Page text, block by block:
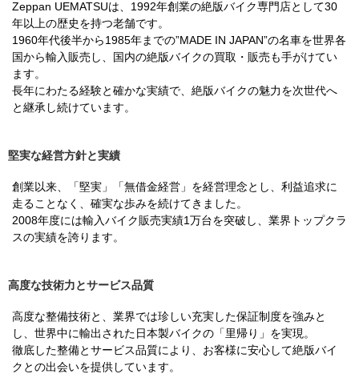
Zeppan UEMATSUは、1992年創業の絶版バイク専門店として30
年以上の歴史を持つ老舗です。
1960年代後半から1985年までの”MADE IN JAPAN”の名車を世界各
国から輸入販売し、国内の絶版バイクの買取・販売も手がけてい
ます。
長年にわたる経験と確かな実績で、絶版バイクの魅力を次世代へ
と継承し続けています。
堅実な経営方針と実績
創業以来、「堅実」「無借金経営」を経営理念とし、利益追求に
走ることなく、確実な歩みを続けてきました。
2008年度には輸入バイク販売実績1万台を突破し、業界トップクラ
スの実績を誇ります。
高度な技術力とサービス品質
高度な整備技術と、業界では珍しい充実した保証制度を強みと
し、世界中に輸出された日本製バイクの「里帰り」を実現。
徹底した整備とサービス品質により、お客様に安心して絶版バイ
クとの出会いを提供しています。